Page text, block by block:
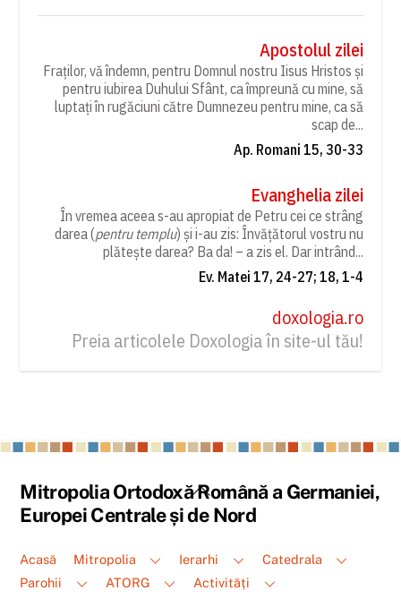
Apostolul zilei
Fraților, vă îndemn, pentru Domnul nostru Iisus Hristos și
pentru iubirea Duhului Sfânt, ca împreună cu mine, să
luptați în rugăciuni către Dumnezeu pentru mine, ca să
scap de...
Ap. Romani 15, 30-33
Evanghelia zilei
În vremea aceea s-au apropiat de Petru cei ce strâng
darea (pentru templu) și i-au zis: Învățătorul vostru nu
plătește darea? Ba da! – a zis el. Dar intrând...
Ev. Matei 17, 24-27; 18, 1-4
doxologia.ro
Preia articolele Doxologia în site-ul tău!
Back
To
Mitropolia Ortodoxă Română a Germaniei,
Europei Centrale și de Nord
Acasă Mitropolia Ierarhi
Catedrala
Parohii
ATORG
Activități